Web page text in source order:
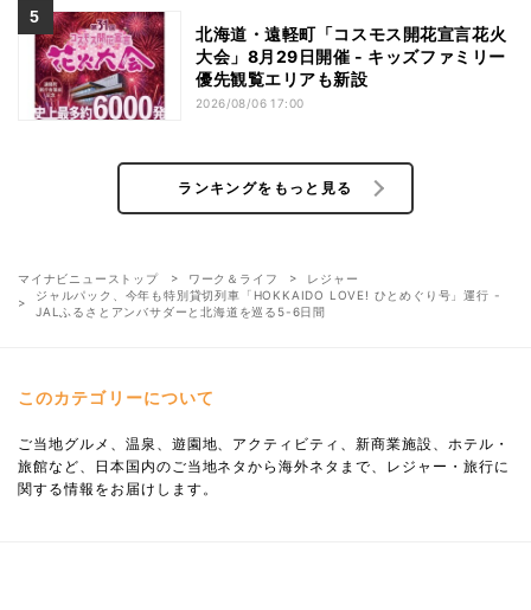
北海道・遠軽町「コスモス開花宣言花火
大会」8月29日開催 - キッズファミリー
優先観覧エリアも新設
2026/08/06 17:00
ランキングをもっと見る
マイナビニューストップ ワーク＆ライフ
レジャー
ジャルパック、今年も特別貸切列車「HOKKAIDO LOVE! ひとめぐり号」運行 -
JALふるさとアンバサダーと北海道を巡る5-6日間
このカテゴリーについて
ご当地グルメ、温泉、遊園地、アクティビティ、新商業施設、ホテル・
旅館など、日本国内のご当地ネタから海外ネタまで、レジャー・旅行に
関する情報をお届けします。